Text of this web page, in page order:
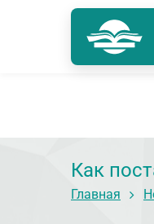
Как
Главная